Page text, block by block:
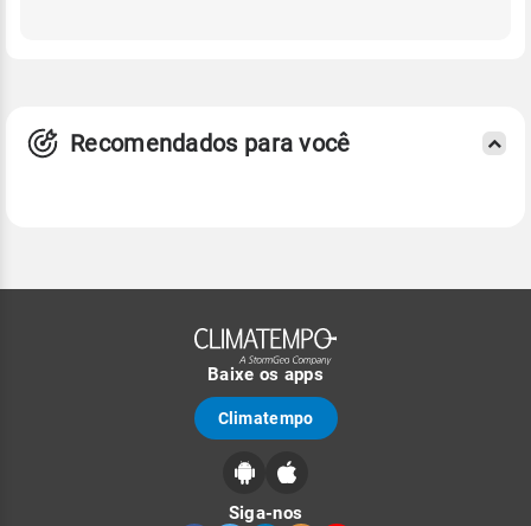
Recomendados para você
Baixe os apps
Climatempo
Siga-nos